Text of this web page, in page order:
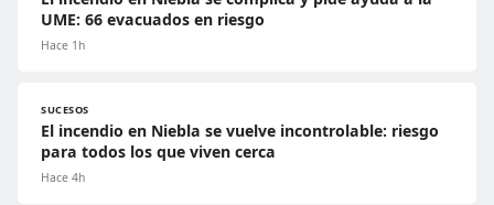
UME: 66 evacuados en riesgo
Hace 1h
SUCESOS
El incendio en Niebla se vuelve incontrolable: riesgo
para todos los que viven cerca
Hace 4h